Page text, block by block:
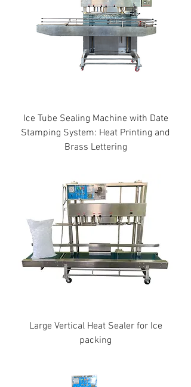
Ice Tube Sealing Machine with Date
Stamping System: Heat Printing and
Brass Lettering
Large Vertical Heat Sealer for Ice
packing